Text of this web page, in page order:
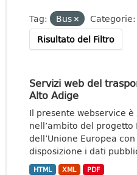
Tag: Bus Categorie:
Risultato del Filtro
Servizi web del
Alto Adige
Il presente webservice
nell’ambito del progetto
dell’Unione Europea
disposizione i dati
HTML XML PDF